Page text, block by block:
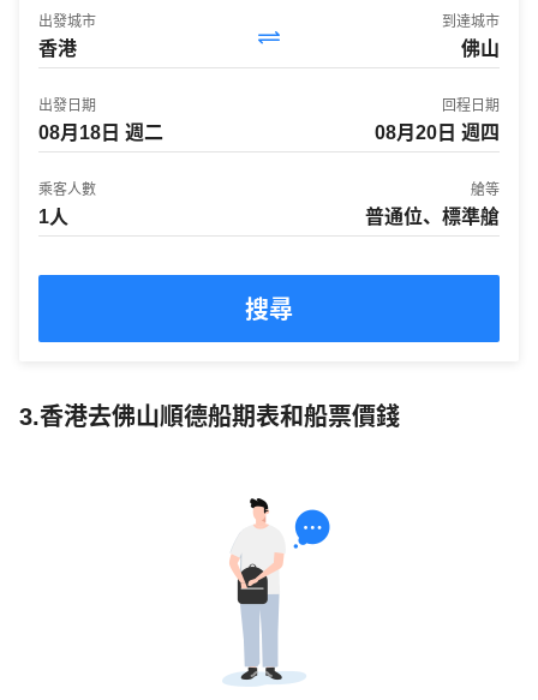
出發城市
香港
到達城市
佛山
出發日期 回程日期
乘客人數
1人
艙等
普通位、標準艙
搜尋
3.香港去佛山順德船期表和船票價錢